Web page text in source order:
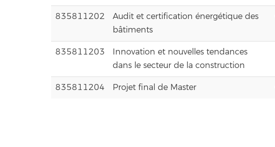
835811202
Audit et certification énergétique des
bâtiments
835811203
Innovation et nouvelles tendances
dans le secteur de la construction
835811204 Projet final de Master